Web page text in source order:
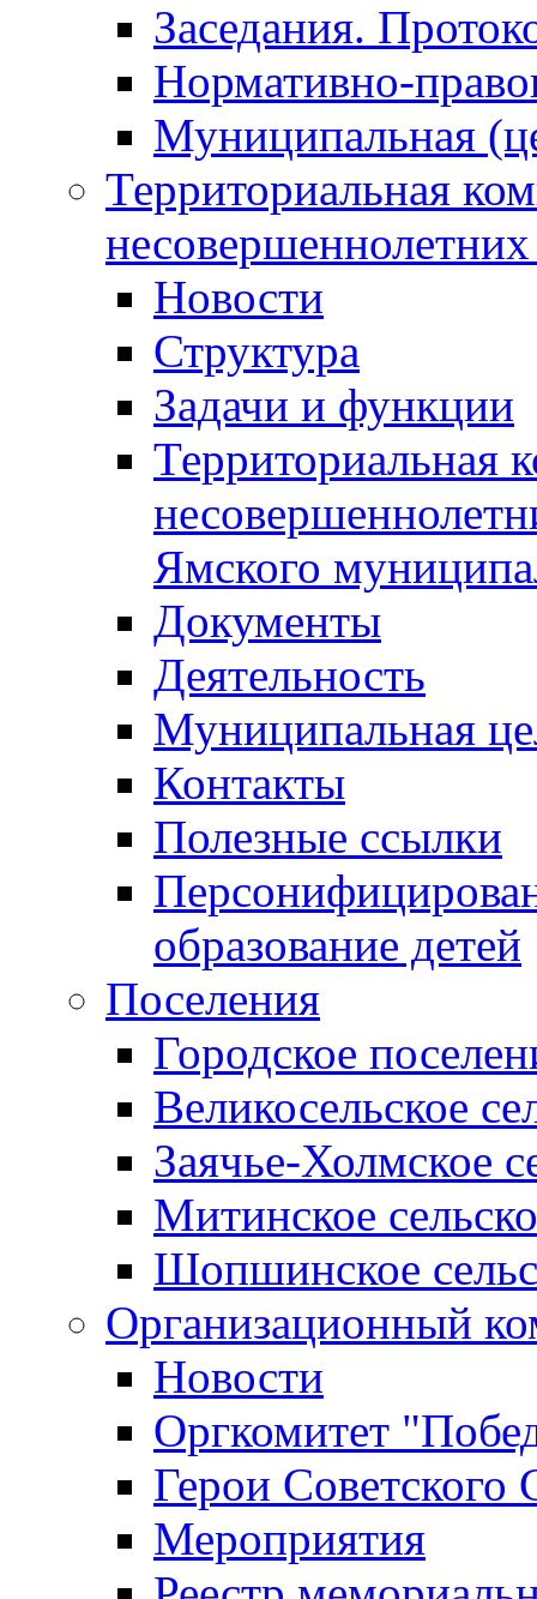
Заседания.
Нормативно-
Муниципальная
Территориальная
Новости
Структура
Задачи и функции
Территориальная
Ямского
Документы
Деятельность
Муниципальная
Контакты
Полезные ссылки
образование детей
Поселения
Городское
Великосельское
Заячье-Холмское
Митинское
Шопшинское
Организационный
Новости
Оргкомитет
Герои Советского
Мероприятия